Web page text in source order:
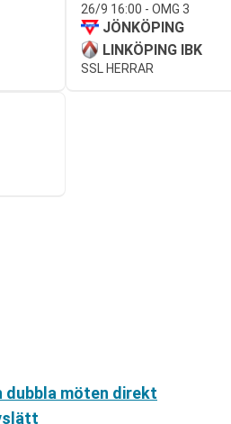
26/9 16:00 - OMG 3
JÖNKÖPING
LINKÖPING IBK
SSL HERRAR
dubbla möten direkt